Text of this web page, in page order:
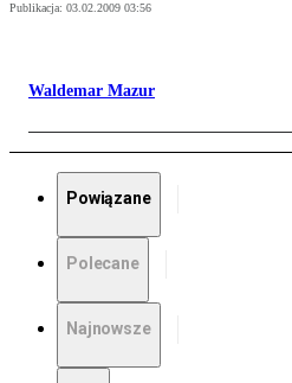
Publikacja: 03.02.2009 03:56
Waldemar Mazur
Powiązane
Polecane
Najnowsze